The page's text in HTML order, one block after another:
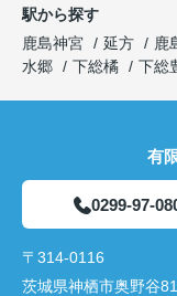
駅から探す
鹿島神宮
延方 鹿
水郷
下総橘 下総
有
0299-97-
〒314-0116
茨城県神栖市奥野谷